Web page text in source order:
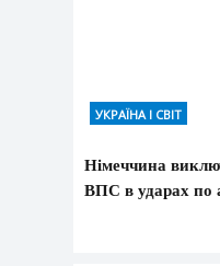
УКРАЇНА І СВІТ
Німеччина
ВПС в ударах по